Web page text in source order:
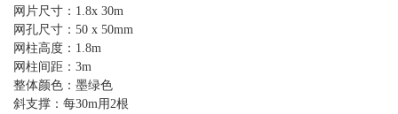
网片尺寸：1.8x 30m
网孔尺寸：50 x 50mm
网柱高度：1.8m
网柱间距：3m
整体颜色：墨绿色
斜支撑：每30m用2根